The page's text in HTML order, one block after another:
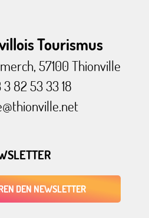
Tourismus
57100 Thionville
3 82 53 33 18
DEN NEWSLETTER